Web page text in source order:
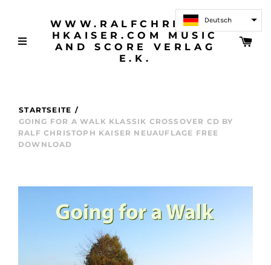
WWW.RALFCHRISTOP
HKAISER.COM MUSIC
AND SCORE VERLAG
E.K.
STARTSEITE /
GOING FOR A WALK KLASSIK CROSSOVER CD BY
RALF CHRISTOPH KAISER NEUAUFLAGE FREE
DOWNLOAD
Deutsch